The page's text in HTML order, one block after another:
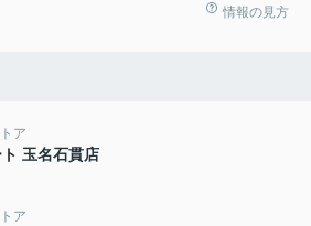
情報の見方
ア
玉名石貫店
ア